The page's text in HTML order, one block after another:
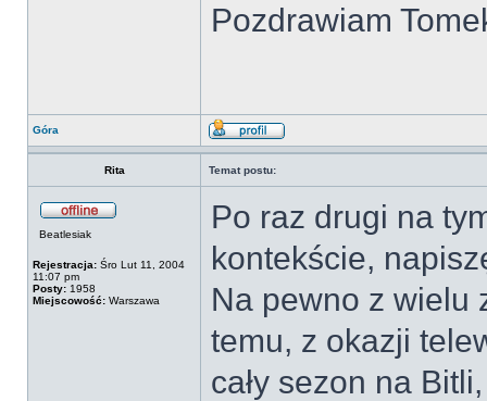
Pozdrawiam
Góra
Rita Temat postu:
Beatlesiak
Rejestracja: Śro Lut 11, 2004
11:07 pm
Posty: 1958
Miejscowość: Warszawa
Po raz drugi na
kontekście,
Na pewno z wielu
temu, z okazji
cały sezon na